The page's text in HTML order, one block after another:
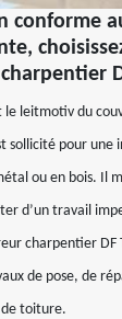
conforme
le leitmotiv du
sollicité pour une
ou en bois. Il
d’un travail
charpentier
de pose, de
toiture.